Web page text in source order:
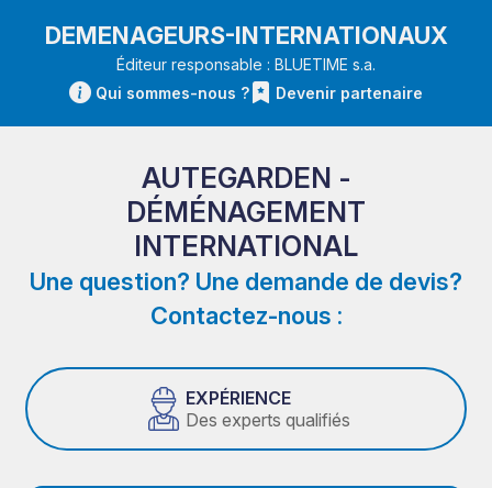
DEMENAGEURS-INTERNATIONAUX
Éditeur responsable : BLUETIME s.a.
Qui sommes-nous ?
Devenir partenaire
AUTEGARDEN -
DÉMÉNAGEMENT
INTERNATIONAL
Une question? Une demande de devis?
Contactez-nous :
EXPÉRIENCE
Des experts qualifiés